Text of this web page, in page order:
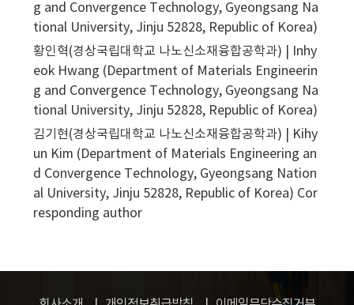
g and Convergence Technology, Gyeongsang Na
tional University, Jinju 52828, Republic of Korea)
황인혁(경상국립대학교 나노신소재융합공학과) | Inhy
eok Hwang (Department of Materials Engineerin
g and Convergence Technology, Gyeongsang Na
tional University, Jinju 52828, Republic of Korea)
김기현(경상국립대학교 나노신소재융합공학과) | Kihy
un Kim (Department of Materials Engineering an
d Convergence Technology, Gyeongsang Nation
al University, Jinju 52828, Republic of Korea) Cor
responding author